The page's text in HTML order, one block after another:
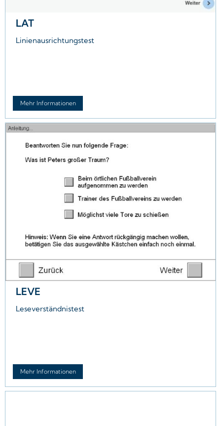
LAT
Linienausrichtungstest
Mehr Informationen
LEVE
Leseverständnistest
Mehr Informationen